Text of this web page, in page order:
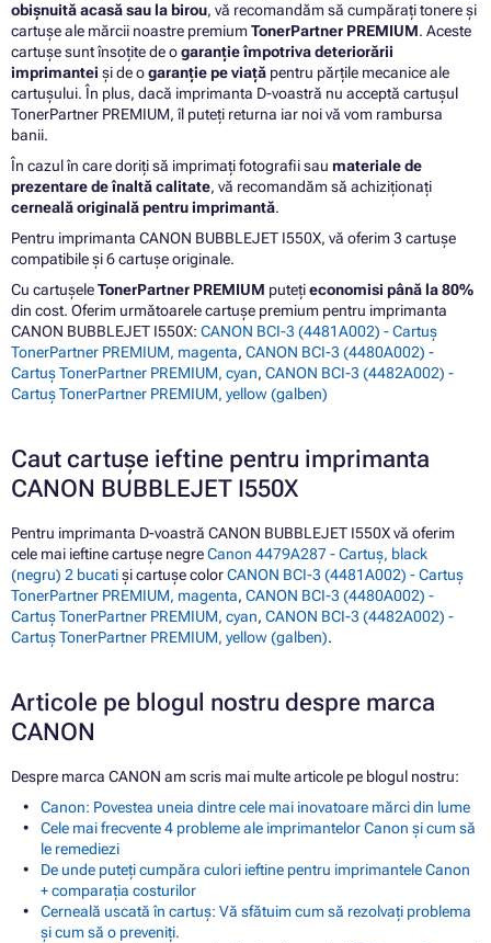
obișnuită acasă sau la birou, vă recomandăm să cumpărați tonere și
cartușe ale mărcii noastre premiumTonerPartner PREMIUM. Aceste
cartușe sunt însoțite de ogaranție împotriva deteriorării
imprimantei și de ogaranție pe viață pentru părțile mecanice ale
cartușului. În plus, dacă imprimanta D-voastră nu acceptă cartușul
TonerPartner PREMIUM, îl puteți returna iar noi vă vom rambursa
banii.
În cazul în care doriți să imprimați fotografii sau materiale de
prezentare de înaltă calitate, vă recomandăm să achiziționați
cerneală originală pentru imprimantă.
Pentru imprimanta CANON BUBBLEJET I550X, vă oferim 3 cartușe
compatibile și 6 cartușe originale.
Cu cartușeleTonerPartner PREMIUM putețieconomisi până la 80%
din cost. Oferim următoarele cartușe premium pentru imprimanta
CANON BUBBLEJET I550X: CANON BCI-3 (4481A002) - Cartuș
TonerPartner PREMIUM, magenta, CANON BCI-3 (4480A002) -
Cartuș TonerPartner PREMIUM, cyan, CANON BCI-3 (4482A002) -
Cartuș TonerPartner PREMIUM, yellow (galben)
Caut cartușe ieftine pentru imprimanta
CANON BUBBLEJET I550X
Pentru imprimanta D-voastră CANON BUBBLEJET I550X vă oferim
cele mai ieftine cartușe negreCanon 4479A287 - Cartuș, black
(negru) 2 bucatiși cartușe colorCANON BCI-3 (4481A002) - Cartuș
TonerPartner PREMIUM, magenta, CANON BCI-3 (4480A002) -
Cartuș TonerPartner PREMIUM, cyan, CANON BCI-3 (4482A002) -
Cartuș TonerPartner PREMIUM, yellow (galben).
Articole pe blogul nostru despre marca
CANON
Despre marca CANON am scris mai multe articole pe blogul nostru:
Canon: Povestea uneia dintre cele mai inovatoare mărci din lume
Cele mai frecvente 4 probleme ale imprimantelor Canon și cum să
le remediezi
De unde puteți cumpăra culori ieftine pentru imprimantele Canon
+ comparația costurilor
Cerneală uscată în cartuș: Vă sfătuim cum să rezolvați problema
și cum să o preveniți.